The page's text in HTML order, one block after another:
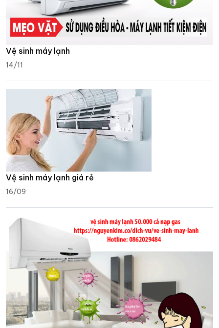
Vệ sinh máy lạnh
14/11
Vệ sinh máy lạnh giá rẻ
16/09